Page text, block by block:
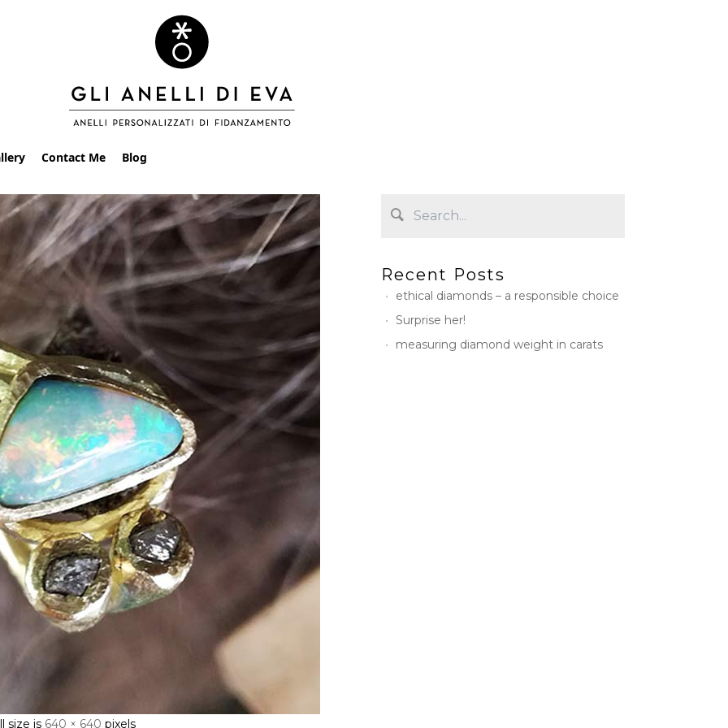
Contact Me Blog
Recent Posts
ethical diamonds – a responsible choice
Surprise her!
measuring diamond weight in carats
size is 640 × 640 pixels